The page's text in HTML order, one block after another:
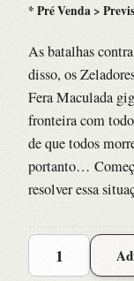
* Pré Venda >
As batalhas
disso, os
Fera Maculada
fronteira com
de que todos
portanto…
resolver essa
Gachiakuta